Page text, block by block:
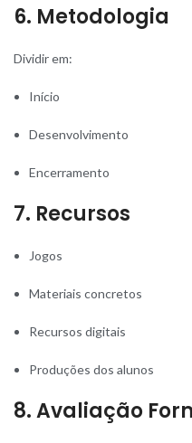
6. Metodologia
Dividir em:
Início
Desenvolvimento
Encerramento
7. Recursos
Jogos
Materiais concretos
Recursos digitais
Produções dos alunos
8. Avaliação